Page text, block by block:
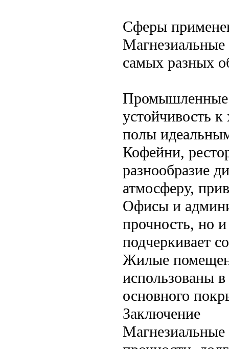
Сферы
самых разных
Промышленные
устойчивость
полы
Кофейни,
разнообразие
атмосферу,
Офисы и
прочность, но
подчеркивает
Жилые
использованы
основного
Заключение